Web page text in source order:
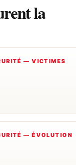
la
— VICTIMES
— ÉVOLUTION